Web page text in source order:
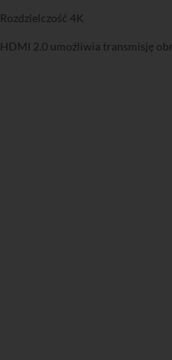
Rozdzielczość 4K
HDMI 2.0 umożliwia transmisję